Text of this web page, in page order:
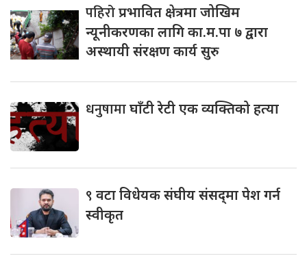
पहिरोप्रभावित क्षेत्रमा जोखिम
न्यूनीकरणका लागि का.म.पा ७ द्वारा
अस्थायी संरक्षण कार्य सुरु
धनुषामाघाँटी रेटी एक व्यक्तिको हत्या
९ वटा विधेयक संघीय संसद्‌मा पेश गर्न
स्वीकृत